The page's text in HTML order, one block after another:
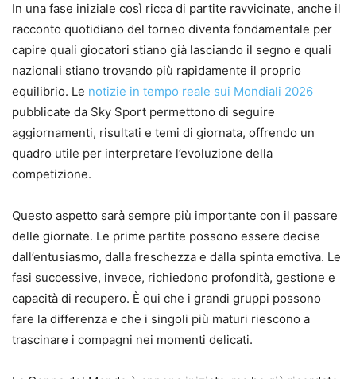
In una fase iniziale così ricca di partite ravvicinate, anche il
racconto quotidiano del torneo diventa fondamentale per
capire quali giocatori stiano già lasciando il segno e quali
nazionali stiano trovando più rapidamente il proprio
equilibrio. Le notizie in tempo reale sui Mondiali 2026
pubblicate da Sky Sport permettono di seguire
aggiornamenti, risultati e temi di giornata, offrendo un
quadro utile per interpretare l’evoluzione della
competizione.
Questo aspetto sarà sempre più importante con il passare
delle giornate. Le prime partite possono essere decise
dall’entusiasmo, dalla freschezza e dalla spinta emotiva. Le
fasi successive, invece, richiedono profondità, gestione e
capacità di recupero. È qui che i grandi gruppi possono
fare la differenza e che i singoli più maturi riescono a
trascinare i compagni nei momenti delicati.